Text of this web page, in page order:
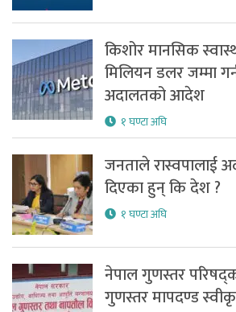
किशोर मानसिक
मिलियन डलर जम्मा
अदालतको आदेश
१ घण्टा अघि
जनताले रास्वपालाई
दिएका हुन् कि देश ?
१ घण्टा अघि
नेपाल गुणस्तर
गुणस्तर मापदण्ड